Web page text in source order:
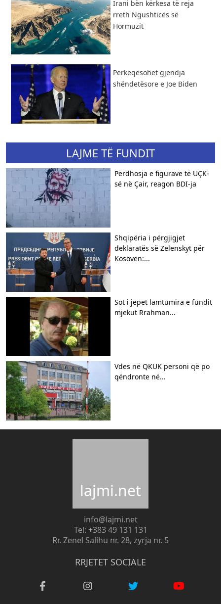
​Irani bën kërkesa të reja
rreth Ngushticës së
Hormuzit
Përkeqësohet gjendja
shëndetësore e Joe Biden
LAJME TË FUNDIT
Përdhosja e figurave të UÇK-
së në Çair, reagon BDI-ja
Shqipëria i përgjigjet
deklaratës së Zelenskyt për
Kosovën:...
Sot i jepet lamtumira e fundit
mjekut Rrahman...
Vdes në QKUK personi që po
qëndronte në...
lajmi.net
info@lajmi.net
Tel: +383 49 131 131
Rr. Zenel Salihu nr. 28, zyrja nr. 5
RRJETET SOCIALE